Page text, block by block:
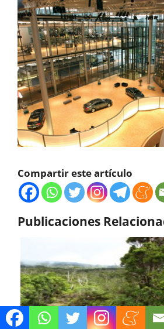
Compartir este artículo
Publicaciones